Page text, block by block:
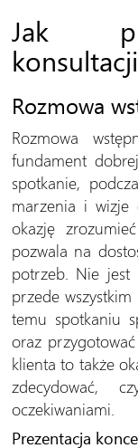
Jak
Rozmowa
Rozmowa
fundament
spotkanie,
marzenia i wizje
okazję
pozwala na
potrzeb. Nie
przede
temu spotkaniu
oraz
klienta to także
zdecydować,
oczekiwaniami.
Prezentacja